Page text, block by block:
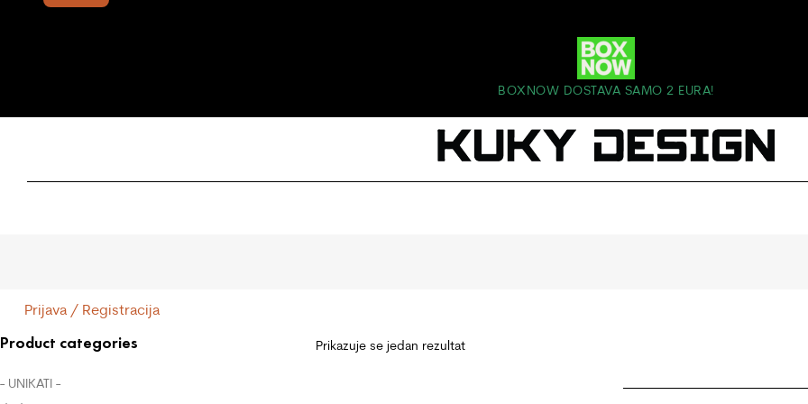
BOXNOW DOSTAVA SAMO 2 EURA!
Prijava / Registracija
Prikazuje se jedan rezultat
Product categories
- UNIKATI -